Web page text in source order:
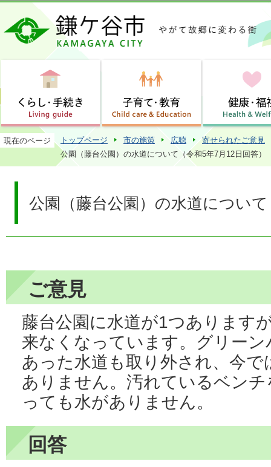
この
現在のページ トップページ 市の施策 広聴
寄せられたご意見
公園（藤台公園）の水道について（令和5年7月12日回答）
公園（藤台公園）の水道につい
ご意見
藤台公園に水道が1つあります
来なくなっています。グリー
あった水道も取り外され、今
ありません。汚れているベン
っても水がありません。
回答